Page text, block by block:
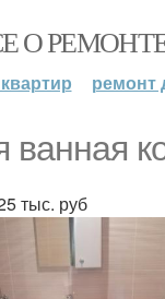
О
ремонт
ванная
тыс. руб